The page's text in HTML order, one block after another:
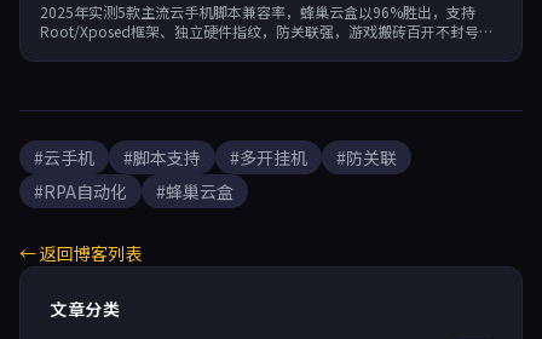
2025年实测5款主流云手机脚本兼容率，蜂巢云盒以96%胜出，支持
Root/Xposed框架、独立硬件指纹，防关联强，游戏搬砖百开不封号，
#云手机 #脚本支持 #多开挂机
#防关联
#RPA自动化
#蜂巢云盒
← 返回博客列表
文章分类